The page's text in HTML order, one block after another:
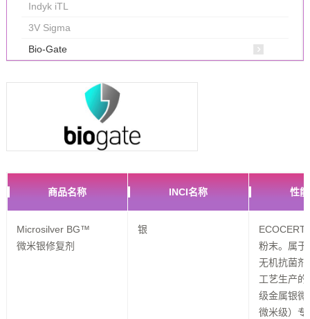
Indyk iTL
3V Sigma
Bio-Gate
商品名称 INCI名称 性
Microsilver BG™
微米银修复剂
银
ECOCERT
粉末。属于
无机抗菌剂
工艺生产
级金属银微
微米级）专